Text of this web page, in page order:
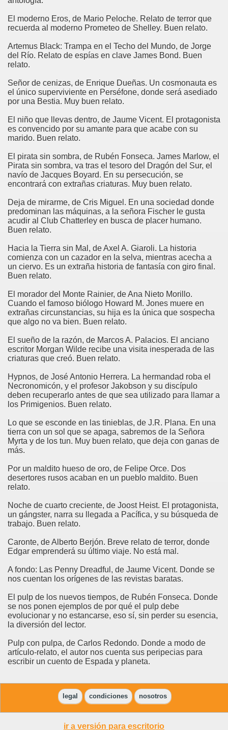
El moderno Eros, de Mario Peloche. Relato de terror que
recuerda al moderno Prometeo de Shelley. Buen relato.
Artemus Black: Trampa en el Techo del Mundo, de Jorge
del Río. Relato de espías en clave James Bond. Buen
relato.
Señor de cenizas, de Enrique Dueñas. Un cosmonauta es
el único superviviente en Perséfone, donde será asediado
por una Bestia. Muy buen relato.
El niño que llevas dentro, de Jaume Vicent. El protagonista
es convencido por su amante para que acabe con su
marido. Buen relato.
El pirata sin sombra, de Rubén Fonseca. James Marlow, el
Pirata sin sombra, va tras el tesoro del Dragón del Sur, el
navío de Jacques Boyard. En su persecución, se
encontrará con extrañas criaturas. Muy buen relato.
Deja de mirarme, de Cris Miguel. En una sociedad donde
predominan las máquinas, a la señora Fischer le gusta
acudir al Club Chatterley en busca de placer humano.
Buen relato.
Hacia la Tierra sin Mal, de Axel A. Giaroli. La historia
comienza con un cazador en la selva, mientras acecha a
un ciervo. Es un extraña historia de fantasía con giro final.
Buen relato.
El morador del Monte Rainier, de Ana Nieto Morillo.
Cuando el famoso biólogo Howard M. Jones muere en
extrañas circunstancias, su hija es la única que sospecha
que algo no va bien. Buen relato.
El sueño de la razón, de Marcos A. Palacios. El anciano
escritor Morgan Wilde recibe una visita inesperada de las
criaturas que creó. Buen relato.
Hypnos, de José Antonio Herrera. La hermandad roba el
Necronomicón, y el profesor Jakobson y su discípulo
deben recuperarlo antes de que sea utilizado para llamar a
los Primigenios. Buen relato.
Lo que se esconde en las tinieblas, de J.R. Plana. En una
tierra con un sol que se apaga, sabremos de la Señora
Myrta y de los tun. Muy buen relato, que deja con ganas de
más.
Por un maldito hueso de oro, de Felipe Orce. Dos
desertores rusos acaban en un pueblo maldito. Buen
relato.
Noche de cuarto creciente, de Joost Heist. El protagonista,
un gángster, narra su llegada a Pacífica, y su búsqueda de
trabajo. Buen relato.
Caronte, de Alberto Berjón. Breve relato de terror, donde
Edgar emprenderá su último viaje. No está mal.
A fondo: Las Penny Dreadful, de Jaume Vicent. Donde se
nos cuentan los orígenes de las revistas baratas.
El pulp de los nuevos tiempos, de Rubén Fonseca. Donde
se nos ponen ejemplos de por qué el pulp debe
evolucionar y no estancarse, eso sí, sin perder su esencia,
la diversión del lector.
Pulp con pulpa, de Carlos Redondo. Donde a modo de
artículo-relato, el autor nos cuenta sus peripecias para
escribir un cuento de Espada y planeta.
legal condiciones nosotros
ir a versión para escritorio